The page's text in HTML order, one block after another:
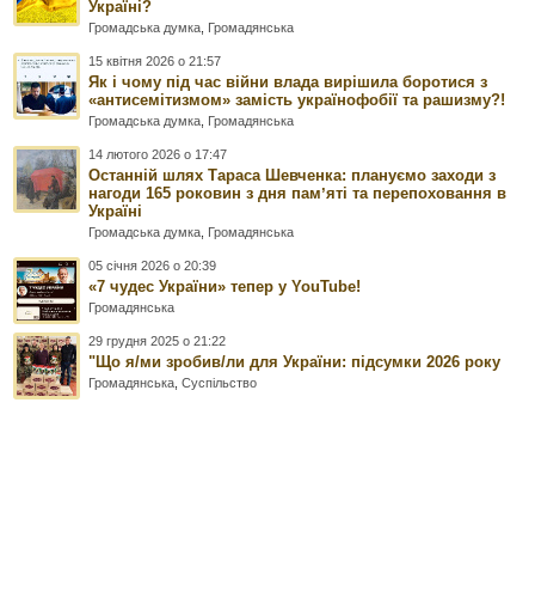
Україні?
Громадська думка Громадянська
15 квітня 2026 о 21:57
Як і чому під час війни влада вирішила боротися з
«антисемітизмом» замість українофобії та рашизму?!
Громадська думка Громадянська
14 лютого 2026 о 17:47
Останній шлях Тараса Шевченка: плануємо заходи з
нагоди 165 роковин з дня памʼяті та перепоховання в
Україні
Громадська думка Громадянська
05 січня 2026 о 20:39
«7 чудес України» тепер у YouTube!
Громадянська
29 грудня 2025 о 21:22
"Що я/ми зробив/ли для України: підсумки 2026 року
Громадянська ,Суспільство